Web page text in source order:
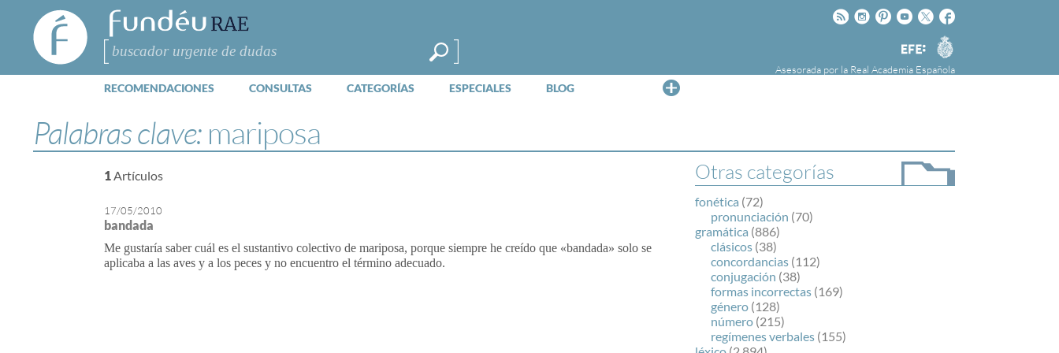
FundéuRAE
- Fundación
del Español
Urgente
Buscar
Facebook
Twitter
Youtube
Pinteres
Instagram
Rss
Agencia
EFE
Asesorada por la Real Academia Española
RECOMENDACIONES CONSULTAS CATEGORÍAS ESPECIALES BLOG
la Agencia Efe y la Real Academia Española,
cuyo objetivo es colaborar con el buen uso del
español en los medios de comunicación y en
Internet.
Palabras clave: mariposa
Otras categorías
fonética (72)
pronunciación (70)
gramática (886)
clásicos (38)
concordancias (112)
conjugación (38)
formas incorrectas (169)
género (128)
número (215)
regímenes verbales (155)
1Artículos
17/05/2010
bandada
Me gustaría saber cuál es el sustantivo colectivo de mariposa, porque siempre he creído que «bandada» solo se
aplicaba a las aves y a los peces y no encuentro el término adecuado.